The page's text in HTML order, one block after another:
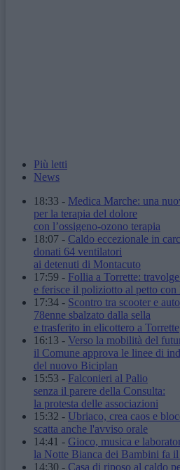
Più letti
News
18:33 - Medica Marche: una
per la terapia del dolore
con l’ossigeno-ozono terapia
18:07 - Caldo eccezionale in
donati 64 ventilatori
ai detenuti di Montacuto
17:59 - Follia a Torrette: travolge
e ferisce il poliziotto al petto con
17:34 - Scontro tra scooter e
78enne sbalzato dalla sella
e trasferito in elicottero a Torrette
16:13 - Verso la mobilità del
il Comune approva le linee di
del nuovo Biciplan
15:53 - Falconieri al Palio
senza il parere della Consulta:
la protesta delle associazioni
15:32 - Ubriaco, crea caos e
scatta anche l'avviso orale
14:41 - Gioco, musica e
la Notte Bianca dei Bambini fa il
14:30 - Casa di riposo al caldo